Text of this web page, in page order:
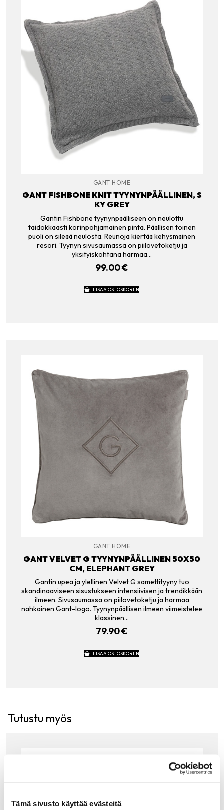
Tämä sivusto käyttää evästeitä
GANT HOME
GANT FISHBONE KNIT TYYNYNPÄÄLLINEN, S
KY GREY
Gantin Fishbone tyynynpäälliseen on neulottu
taidokkaasti korinpohjamainen pinta. Päällisen toinen
puoli on sileää neulosta. Reunoja kiertää kehysmäinen
resori. Tyynyn sivusaumassa on piilovetoketju ja
yksityiskohtana harmaa…
99.00€
LISÄÄ OSTOSKORIIN
GANT HOME
GANT VELVET G TYYNYNPÄÄLLINEN 50X50
CM, ELEPHANT GREY
Gantin upea ja ylellinen Velvet G samettityyny tuo
skandinaaviseen sisustukseen intensiivisen ja trendikkään
ilmeen. Sivusaumassa on piilovetoketju ja harmaa
nahkainen Gant-logo. Tyynynpäällisen ilmeen viimeistelee
klassinen…
79.90€
LISÄÄ OSTOSKORIIN
Tutustu myös